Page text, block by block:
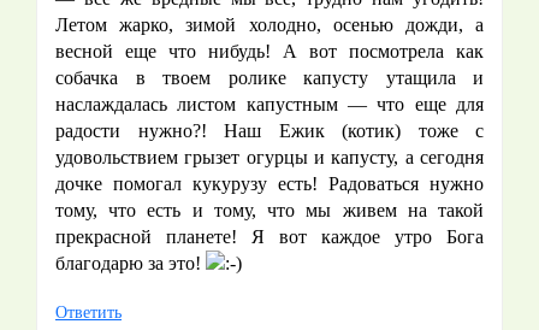
Летом жарко, зимой холодно, осенью дожди, а
весной еще что нибудь! А вот посмотрела как
собачка в твоем ролике капусту утащила и
наслаждалась листом капустным — что еще для
радости нужно?! Наш Ежик (котик) тоже с
удовольствием грызет огурцы и капусту, а сегодня
дочке помогал кукурузу есть! Радоваться нужно
тому, что есть и тому, что мы живем на такой
прекрасной планете! Я вот каждое утро Бога
благодарю за это!
Ответить